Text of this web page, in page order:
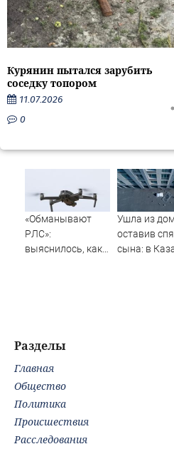
Курянин пытался зарубить
соседку топором
11.07.2026
0
«Обманывают
РЛС»:
выяснилось, как
Ушла из
оставив
сына: в
Разделы
Главная
Общество
Политика
Происшествия
Расследования